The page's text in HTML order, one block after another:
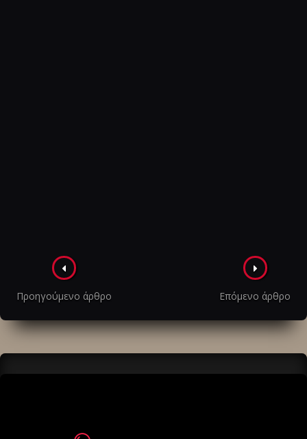
Πλοήγηση
στα
άρθρα
Προηγούμενο άρθρο Επόμενο άρθρο